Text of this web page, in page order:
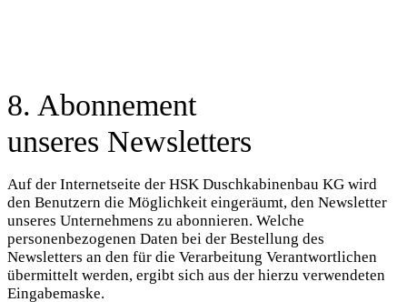
8. Abonnement
unseres Newsletters
Auf der Internetseite der HSK Duschkabinenbau KG wird
den Benutzern die Möglichkeit eingeräumt, den Newsletter
unseres Unternehmens zu abonnieren. Welche
personenbezogenen Daten bei der Bestellung des
Newsletters an den für die Verarbeitung Verantwortlichen
übermittelt werden, ergibt sich aus der hierzu verwendeten
Eingabemaske.